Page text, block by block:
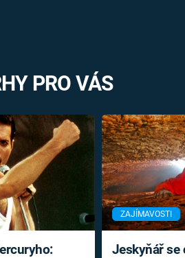
PRO VÁS
ZAJÍMAVOSTI
Jeskyňář se